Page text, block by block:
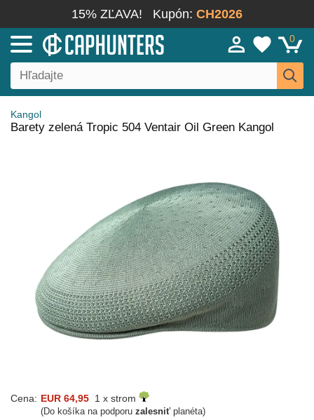
15% ZĽAVA! Kupón: CH2026
0
Kangol
Barety zelená Tropic 504 Ventair Oil Green Kangol
Cena: EUR 64,95 1 x strom
(Do košíka na podporu zalesniťplanéta)